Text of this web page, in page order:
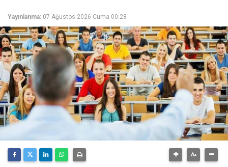
Yayınlanma: 07 Ağustos 2026 Cuma 00:28